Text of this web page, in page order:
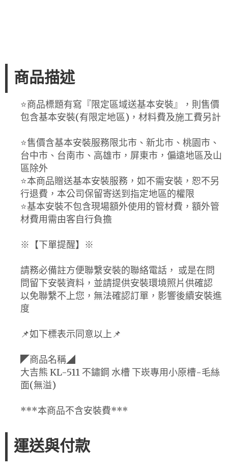
商品描述
⭐️商品標題有寫『限定區域送基本安裝』，則售價
包含基本安裝(有限定地區)，材料費及施工費另計
⭐️售價含基本安裝服務限北市、新北市、桃園市、
台中市、台南市、高雄市，屏東市，偏遠地區及山
區除外
⭐️本商品贈送基本安裝服務，如不需安裝，恕不另
行退費，本公司保留寄送到指定地區的權限
⭐️基本安裝不包含現場額外使用的管材費，額外管
材費用需由客自行負擔
※【下單提醒】※
請務必備註方便聯繫安裝的聯絡電話， 或是在問
問留下安裝資料，並請提供安裝環境照片供確認
以免聯繫不上您，無法確認訂單，影響後續安裝進
度
📌如下標表示同意以上📌
◤商品名稱◢
大吉熊 KL-511 不鏽鋼 水槽 下崁專用小原槽-毛絲
面(無溢)
***本商品不含安裝費***
運送與付款